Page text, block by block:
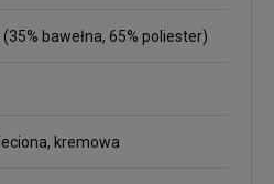
(35% bawełna, 65% poliester)
kremowa